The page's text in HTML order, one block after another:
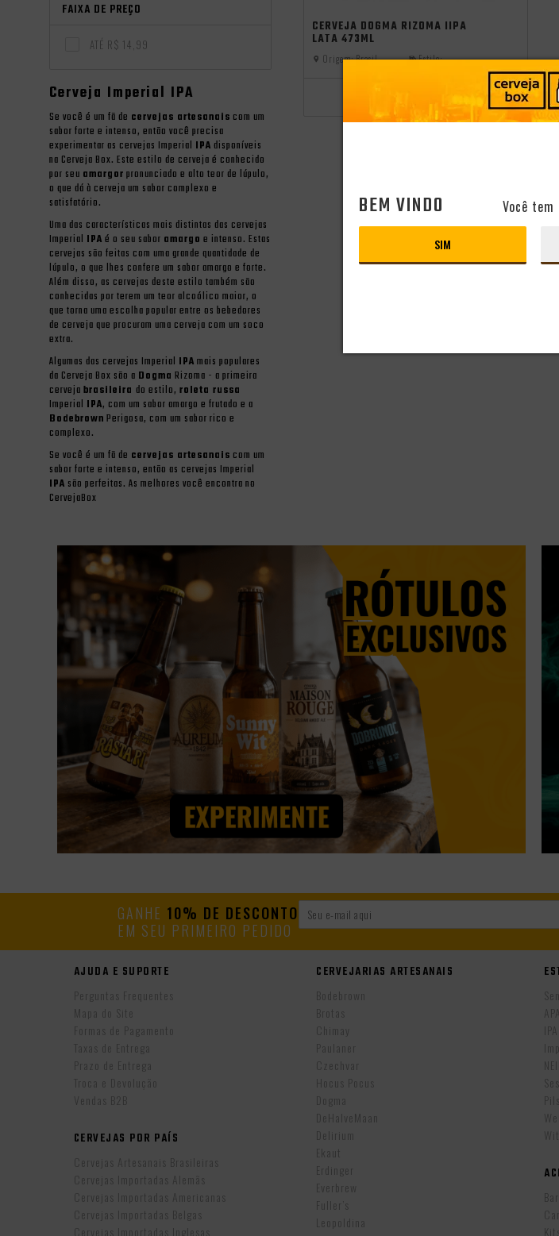
FAIXA DE PREÇO
ATÉ R$ 14,99
Cerveja Imperial IPA
Se você é um fã de cervejas artesanais com um
sabor forte e intenso, então você precisa
experimentar as cervejas Imperial IPA disponíveis
na Cerveja Box. Este estilo de cerveja é conhecido
por seu amargor pronunciado e alto teor de lúpulo,
o que dá à cerveja um sabor complexo e
satisfatório.
Uma das características mais distintas das cervejas
Imperial IPA é o seu sabor amargo e intenso. Estas
cervejas são feitas com uma grande quantidade de
lúpulo, o que lhes confere um sabor amargo e forte.
Além disso, as cervejas deste estilo também são
conhecidas por terem um teor alcoólico maior, o
que torna uma escolha popular entre os bebedores
de cerveja que procuram uma cerveja com um soco
extra.
Algumas das cervejas Imperial IPA mais populares
da Cerveja Box são a Dogma Rizoma - a primeira
cerveja brasileira do estilo, roleta russa
Imperial IPA, com um sabor amargo e frutado e a
Bodebrown Perigosa, com um sabor rico e
complexo.
Se você é um fã de cervejas artesanais com um
sabor forte e intenso, então as cervejas Imperial
IPA são perfeitas. As melhores você encontra no
CervejaBox
CERVEJA DOGMA RIZOMA IIPA
LATA 473ML
Origem:Brasil Estilo:
PRODUTO ESGOTADO
GANHE 10% DE DESCONTO
EM SEU PRIMEIRO PEDIDO
AJUDA E SUPORTE
Perguntas Frequentes
Mapa do Site
Formas de Pagamento
Taxas de Entrega
Prazo de Entrega
Troca e Devolução
Vendas B2B
CERVEJAS POR PAÍS
Cervejas Artesanais Brasileiras
Cervejas Importadas Alemãs
Cervejas Importadas Americanas
Cervejas Importadas Belgas
Cervejas Importadas Inglesas
CERVEJARIAS ARTESANAIS
Bodebrown
Brotas
Chimay
Paulaner
Czechvar
Hocus Pocus
Dogma
DeHalveMaan
Delirium
Ekaut
Erdinger
Everbrew
Fuller’s
Leopoldina
APA
IPA
BEM VINDO Você
SIM